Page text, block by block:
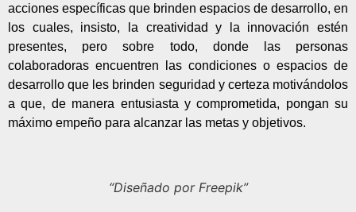
acciones específicas que brinden espacios de desarrollo, en
los cuales, insisto, la creatividad y la innovación estén
presentes, pero sobre todo, donde las personas
colaboradoras encuentren las condiciones o espacios de
desarrollo que les brinden seguridad y certeza motivándolos
a que, de manera entusiasta y comprometida, pongan su
máximo empeño para alcanzar las metas y objetivos.
“Diseñado por Freepik”